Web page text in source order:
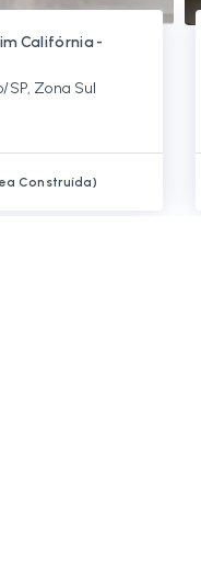
Califórnia -
Zona Sul
Construída)